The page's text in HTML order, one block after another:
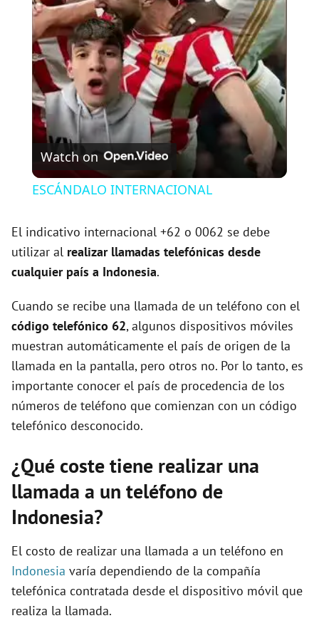
a
y
V
i
d
o
Watch on
ESCÁNDALO INTERNACIONAL
El indicativo internacional +62 o 0062 se debe
utilizar al realizar llamadas telefónicas desde
cualquier país a Indonesia.
Cuando se recibe una llamada de un teléfono con el
código telefónico 62, algunos dispositivos móviles
muestran automáticamente el país de origen de la
llamada en la pantalla, pero otros no. Por lo tanto, es
importante conocer el país de procedencia de los
números de teléfono que comienzan con un código
telefónico desconocido.
¿Qué coste tiene realizar una
llamada a un teléfono de
Indonesia?
El costo de realizar una llamada a un teléfono en
Indonesia varía dependiendo de la compañía
telefónica contratada desde el dispositivo móvil que
realiza la llamada.